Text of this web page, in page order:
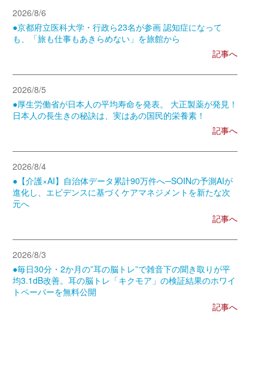
2026/8/6
●京都府立医科大学・行政ら23名が参画 認知症になって
も、「旅も仕事もあきらめない」を旅館から
記事へ
2026/8/5
●厚生労働省が日本人の平均寿命を発表。 大正製薬が発見！
日本人の長生きの秘訣は、実はあの国民的栄養素！
記事へ
2026/8/4
●【介護×AI】自治体データ累計90万件へ─SOINの予測AIが
進化し、エビデンスに基づくケアマネジメントを新たな次
元へ
記事へ
2026/8/3
●毎日30分・2か月の”耳の脳トレ”で雑音下の聞き取りが平
均3.1dB改善。耳の脳トレ「キクモア」の検証結果のホワイ
トペーパーを無料公開
記事へ